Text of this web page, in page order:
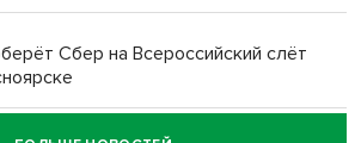
Сбер на Всероссийский слёт